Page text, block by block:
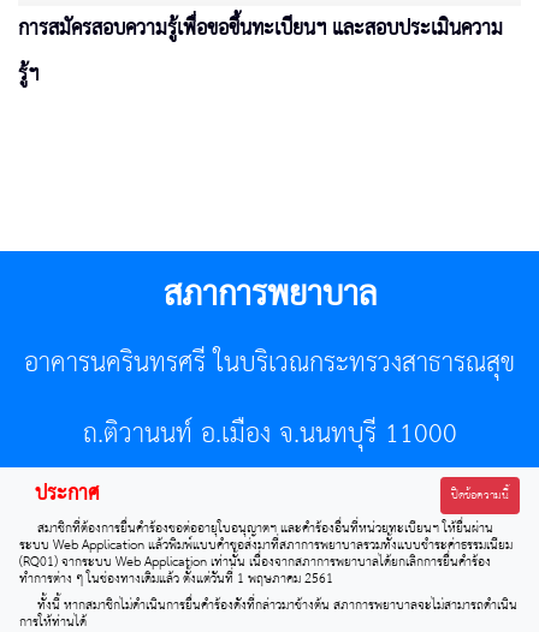
การสมัครสอบความรู้เพื่อขอขึ้นทะเบียนฯ และสอบประเมินความ
รู้ฯ
สภาการพยาบาล
อาคารนครินทรศรี ในบริเวณกระทรวงสาธารณสุข
ถ.ติวานนท์ อ.เมือง จ.นนทบุรี 11000
โทรศัพท์ 02-596-7500 โทรสาร 0-2589-7121 E-mail :
center@tnmc.or.th
All right reserved by www.tnmc.or.th
ประกาศ ปิดข้อความนี้
สมาชิกที่ต้องการยื่นคำร้องขอต่ออายุใบอนุญาตฯ และคำร้องอื่นที่หน่วยทะเบียนฯ ให้ยื่นผ่าน
ระบบ Web Application แล้วพิมพ์แบบคำขอส่งมาที่สภาการพยาบาลรวมทั้งแบบชำระค่าธรรมเนียม
(RQ01) จากระบบ Web Application เท่านั้น เนื่องจากสภาการพยาบาลได้ยกเลิกการยื่นคำร้อง
ทำการต่าง ๆ ในช่องทางเดิมแล้ว ตั้งแต่วันที่ 1 พฤษภาคม 2561
ทั้งนี้ หากสมาชิกไม่ดำเนินการยื่นคำร้องดังที่กล่าวมาข้างต้น สภาการพยาบาลจะไม่สามารถดำเนิน
การให้ท่านได้